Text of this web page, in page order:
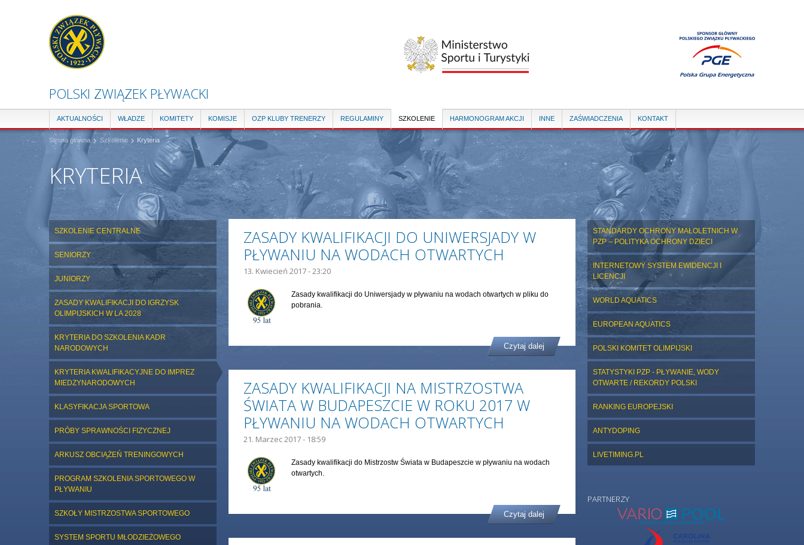
POLSKI ZWIĄZEK PŁYWACKI
AKTUALNOŚCI WŁADZE KOMITETY KOMISJE OZP KLUBY TRENERZY REGULAMINY SZKOLENIE HARMONOGRAM AKCJI INNE ZAŚWIADCZENIA KONTAKT
Strona główna Szkolenie Kryteria
KRYTERIA
SZKOLENIE CENTRALNE
SENIORZY
JUNIORZY
ZASADY KWALIFIKACJI DO IGRZYSK
OLIMPIJSKICH W LA 2028
KRYTERIA DO SZKOLENIA KADR
NARODOWYCH
KRYTERIA KWALIFIKACYJNE DO IMPREZ
MIEDZYNARODOWYCH
KLASYFIKACJA SPORTOWA
PRÓBY SPRAWNOŚCI FIZYCZNEJ
ARKUSZ OBCIĄŻEŃ TRENINGOWYCH
PROGRAM SZKOLENIA SPORTOWEGO W
PŁYWANIU
SZKOŁY MISTRZOSTWA SPORTOWEGO
SYSTEM SPORTU MŁODZIEŻOWEGO
ZASADY KWALIFIKACJI DO UNIWERSJADY W
PŁYWANIU NA WODACH OTWARTYCH
13. Kwiecień 2017 - 23:20
Zasady kwalifikacji do Uniwersjady w pływaniu na wodach otwartych w pliku do
pobrania.
Czytaj dalej
ZASADY KWALIFIKACJI NA MISTRZOSTWA
ŚWIATA W BUDAPESZCIE W ROKU 2017 W
PŁYWANIU NA WODACH OTWARTYCH
21. Marzec 2017 - 18:59
Zasady kwalifikacji do Mistrzostw Świata w Budapeszcie w pływaniu na wodach
otwartych.
Czytaj dalej
STANDARDY OCHRONY MAŁOLETNICH W
PZP – POLITYKA OCHRONY DZIECI
INTERNETOWY SYSTEM EWIDENCJI I
LICENCJI
WORLD AQUATICS
EUROPEAN AQUATICS
POLSKI KOMITET OLIMPIJSKI
STATYSTYKI PZP - PŁYWANIE, WODY
OTWARTE / REKORDY POLSKI
RANKING EUROPEJSKI
ANTYDOPING
LIVETIMING.PL
PARTNERZY